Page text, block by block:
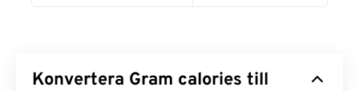
Konvertera Gram calories till